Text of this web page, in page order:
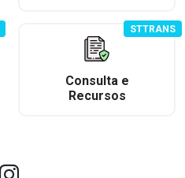
Consulta e
Recursos
STTRANS